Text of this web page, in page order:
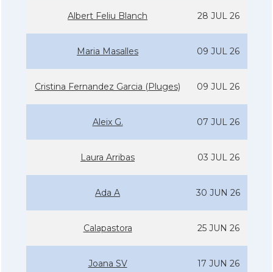
Albert Feliu Blanch 28 JUL 26
Maria Masalles 09 JUL 26
Cristina Fernandez Garcia (Pluges) 09 JUL 26
Aleix G. 07 JUL 26
Laura Arribas 03 JUL 26
Ada A 30 JUN 26
Calapastora 25 JUN 26
Joana SV 17 JUN 26